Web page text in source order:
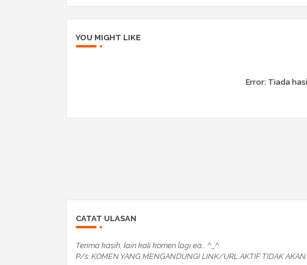
YOU MIGHT LIKE
Error: Tiada
CATAT ULASAN
Terima kasih, lain kali komen lagi ea... ^_^
P/s: KOMEN YANG MENGANDUNGI LINK/URL AKTIF TIDAK AKAN